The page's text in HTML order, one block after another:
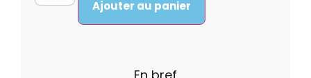
Ajouter au panier